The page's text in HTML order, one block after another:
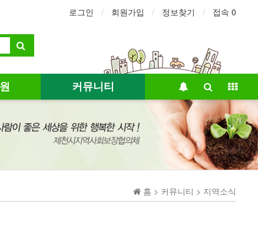
로그인 회원가입 정보찾기 접속 0
커뮤니티
홈 > 커뮤니티 > 지역소식